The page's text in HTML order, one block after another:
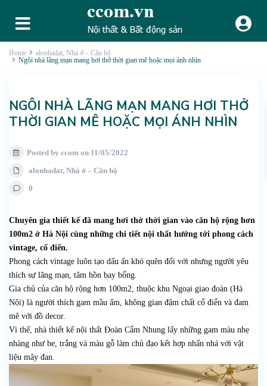
Home alonhadat, Nhà ở – Căn hộ
Ngôi nhà lãng mạn mang hơi thở thời gian mê hoặc mọi ánh nhìn
NGÔI NHÀ LÃNG MẠN MANG HƠI THỞ
THỜI GIAN MÊ HOẶC MỌI ÁNH NHÌN
Posted by ccom on 11/05/2022
alonhadat, Nhà ở – Căn hộ
0
Chuyên gia thiết kế đã mang hơi thở thời gian vào căn hộ rộng hơn
100m2 ở Hà Nội cùng những chi tiết nội thất hướng tới phong cách
vintage, cổ điển.
Phong cách vintage luôn tạo dấu ấn khó quên đối với nhưng người yêu
thích sự lãng mạn, tâm hồn bay bổng.
Gia chủ của căn hộ rộng hơn 100m2, thuộc khu Ngoại giao đoàn (Hà
Nội) là người thích gam mầu ấm, không gian đậm chất cổ điển và đam
mê với đồ decor.
Vì thế, nhà thiết kế nội thất Đoàn Cẩm Nhung lấy những gam màu nhẹ
nhàng như be, trắng và màu gỗ làm chủ đạo kết hợp nhấn nhá với vật
liệu mây đan.